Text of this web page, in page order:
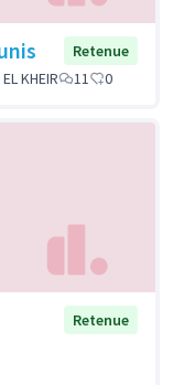
Retenue
KHEIR
11 0
Retenue